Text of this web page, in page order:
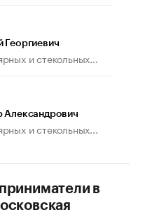
иначе». Как живет глава
Георгиевич
и стекольных...
Александрович
и стекольных...
в